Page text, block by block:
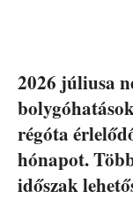
2026 júliusa
régóta
hónapot.
időszak